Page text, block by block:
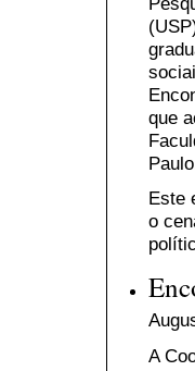
que
Este
o
A